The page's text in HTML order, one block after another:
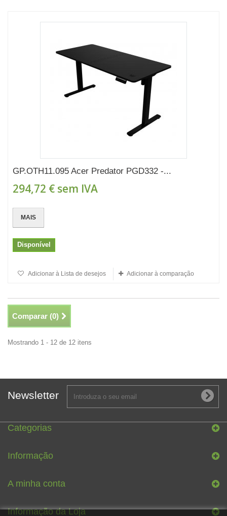
GP.OTH11.095 Acer Predator PGD332 -...
294,72 € sem IVA
MAIS
Disponível
Adicionar à Lista de desejos Adicionar à comparação
Comparar (0)
Mostrando 1 - 12 de 12 itens
Newsletter
Categorias
Informação
A minha conta
Informação da Loja